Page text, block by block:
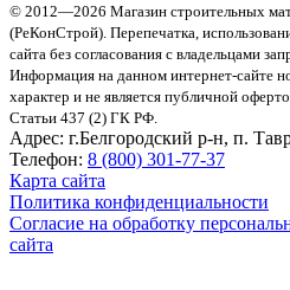
© 2012—2026 Магазин строительных
(РеКонСтрой). Перепечатка,
сайта без согласования с владельцами
Информация на данном интернет-сайте
характер и не является публичной
Статьи 437 (2) ГК РФ.
Адрес: г.Белгородский р-н, п.
Телефон: 8 (800) 301-77-37
Карта сайта
Политика конфиденциальности
Согласие на обработку
сайта